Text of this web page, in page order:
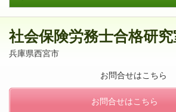
社会保険労務士合格研
兵庫県西宮市
お問合せはこちら
お問合せはこちら